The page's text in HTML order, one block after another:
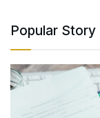
Popular Story